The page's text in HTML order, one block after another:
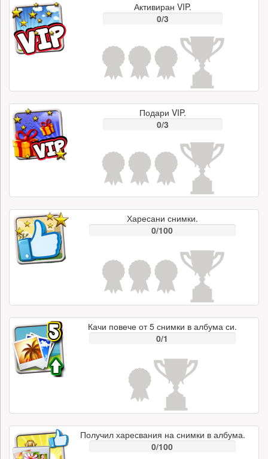
Активиран VIP.
0/3
Подари VIP.
0/3
Харесани снимки.
0/100
Качи повече от 5 снимки в албума си.
0/1
Получил харесвания на снимки в албума.
0/100